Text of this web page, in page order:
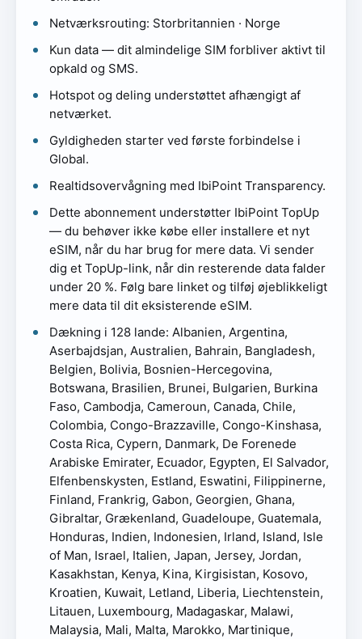
Netværksrouting: Storbritannien · Norge
Kun data — dit almindelige SIM forbliver aktivt til
opkald og SMS.
Hotspot og deling understøttet afhængigt af
netværket.
Gyldigheden starter ved første forbindelse i
Global.
Realtidsovervågning med IbiPoint Transparency.
Dette abonnement understøtter IbiPoint TopUp
— du behøver ikke købe eller installere et nyt
eSIM, når du har brug for mere data. Vi sender
dig et TopUp-link, når din resterende data falder
under 20 %. Følg bare linket og tilføj øjeblikkeligt
mere data til dit eksisterende eSIM.
Dækning i 128 lande: Albanien, Argentina,
Aserbajdsjan, Australien, Bahrain, Bangladesh,
Belgien, Bolivia, Bosnien-Hercegovina,
Botswana, Brasilien, Brunei, Bulgarien, Burkina
Faso, Cambodja, Cameroun, Canada, Chile,
Colombia, Congo-Brazzaville, Congo-Kinshasa,
Costa Rica, Cypern, Danmark, De Forenede
Arabiske Emirater, Ecuador, Egypten, El Salvador,
Elfenbenskysten, Estland, Eswatini, Filippinerne,
Finland, Frankrig, Gabon, Georgien, Ghana,
Gibraltar, Grækenland, Guadeloupe, Guatemala,
Honduras, Indien, Indonesien, Irland, Island, Isle
of Man, Israel, Italien, Japan, Jersey, Jordan,
Kasakhstan, Kenya, Kina, Kirgisistan, Kosovo,
Kroatien, Kuwait, Letland, Liberia, Liechtenstein,
Litauen, Luxembourg, Madagaskar, Malawi,
Malaysia, Mali, Malta, Marokko, Martinique,